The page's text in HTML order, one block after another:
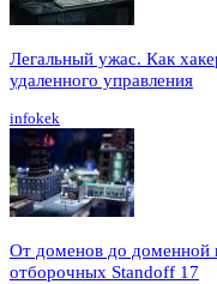
Легальный ужас. Как
удаленного управления
infokek
От доменов до доменной
отборочных Standoff 17